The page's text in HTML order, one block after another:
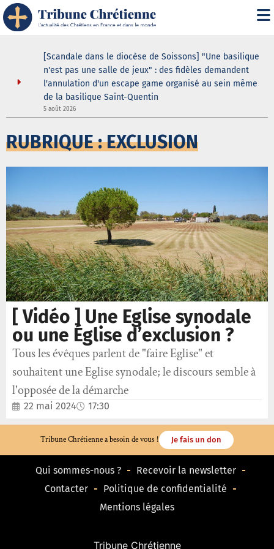
[Scandale dans le diocèse de Soissons] "Une basilique
n'est pas une salle de jeux" : des fidèles demandent
l'annulation d'un escape game organisé au sein même
de la basilique Saint-Quentin
5 août 2026
RUBRIQUE : EXCLUSION
[ Vidéo ] Une Eglise synodale
ou une Église d’exclusion ?
Tous les évêques parlent de "faire Eglise" et
souhaitent une Eglise synodale; le discours semble à
l'opposée de la démarche
22 mai 2024 17:30
Tribune Chrétienne a besoin de vous ! Je fais un don
Qui sommes-nous ?
Recevoir la newsletter
Contacter
Politique de confidentialité
Mentions légales
Tribune Chrétienne